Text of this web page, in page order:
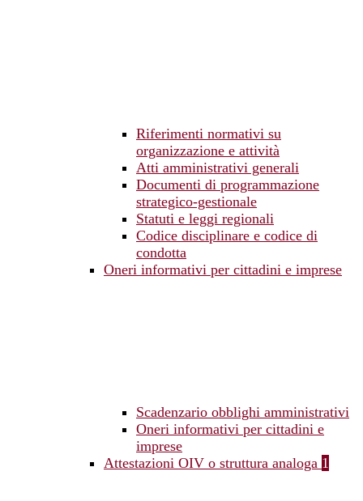
Riferimenti normativi su
organizzazione e attività
Atti amministrativi generali
Documenti di programmazione
strategico-gestionale
Statuti e leggi regionali
Codice disciplinare e codice di
condotta
Oneri informativi per cittadini e imprese
Scadenzario obblighi amministrativi
Oneri informativi per cittadini e
imprese
Attestazioni OIV o struttura analoga 1